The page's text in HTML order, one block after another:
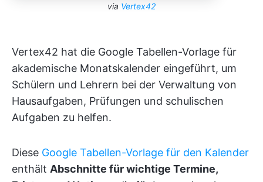
via Vertex42
Vertex42 hat die Google Tabellen-Vorlage für
akademische Monatskalender eingeführt, um
Schülern und Lehrern bei der Verwaltung von
Hausaufgaben, Prüfungen und schulischen
Aufgaben zu helfen.
Diese Google Tabellen-Vorlage für den Kalender
enthält Abschnitte für wichtige Termine,